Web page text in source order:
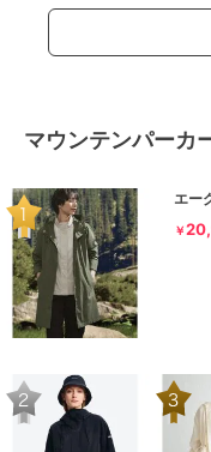
マウンテンパーカ
エー
￥